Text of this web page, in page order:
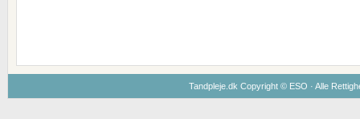
Tandpleje.dk Copyright © ESO · Alle